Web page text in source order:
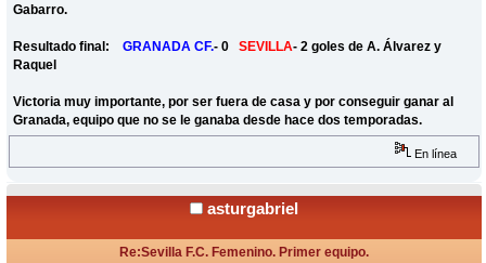
Gabarro.
Resultado final: GRANADA CF.- 0SEVILLA- 2 goles de A. Álvarez y
Raquel
Victoria muy importante, por ser fuera de casa y por conseguir ganar al
Granada, equipo que no se le ganaba desde hace dos temporadas.
En línea
asturgabriel
Re:Sevilla F.C. Femenino. Primer equipo.